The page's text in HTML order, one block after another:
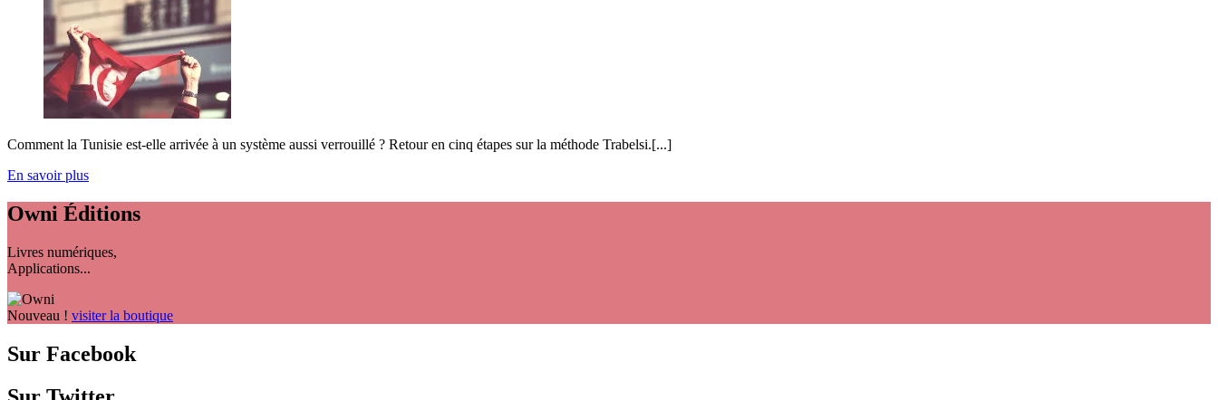
Comment la Tunisie est-elle arrivée à un système aussi verrouillé ? Retour en cinq étapes sur la méthode Trabelsi.[...]
En savoir plus
Owni Éditions
Livres numériques,
Applications...
Nouveau ! visiter la boutique
Sur Facebook